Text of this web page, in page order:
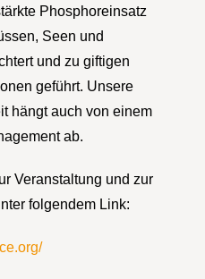
Phosphoreinsatz
Seen und
und zu giftigen
geführt. Unsere
hängt auch von einem
ab.
Veranstaltung und zur
folgendem Link: